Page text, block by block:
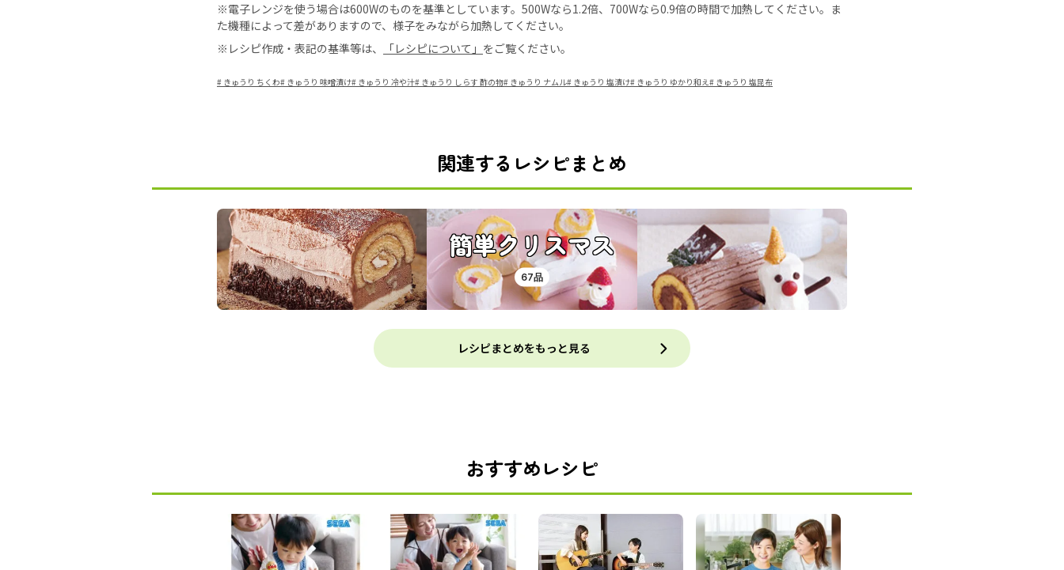
※電子レンジを使う場合は600Wのものを基準としています。500Wなら1.2倍、700Wなら0.9倍の時間で加熱してください。ま
た機種によって差がありますので、様子をみながら加熱してください。
※レシピ作成・表記の基準等は、
「レシピについて」 をご覧ください。
# きゅうり ちくわ# きゅうり 味噌漬け# きゅうり 冷や汁# きゅうり しらす 酢の物# きゅうり ナムル# きゅうり 塩漬け# きゅうり ゆかり和え# きゅうり 塩昆布
関連するレシピまとめ
簡単クリスマス
67品
レシピまとめをもっと見る
おすすめレシピ